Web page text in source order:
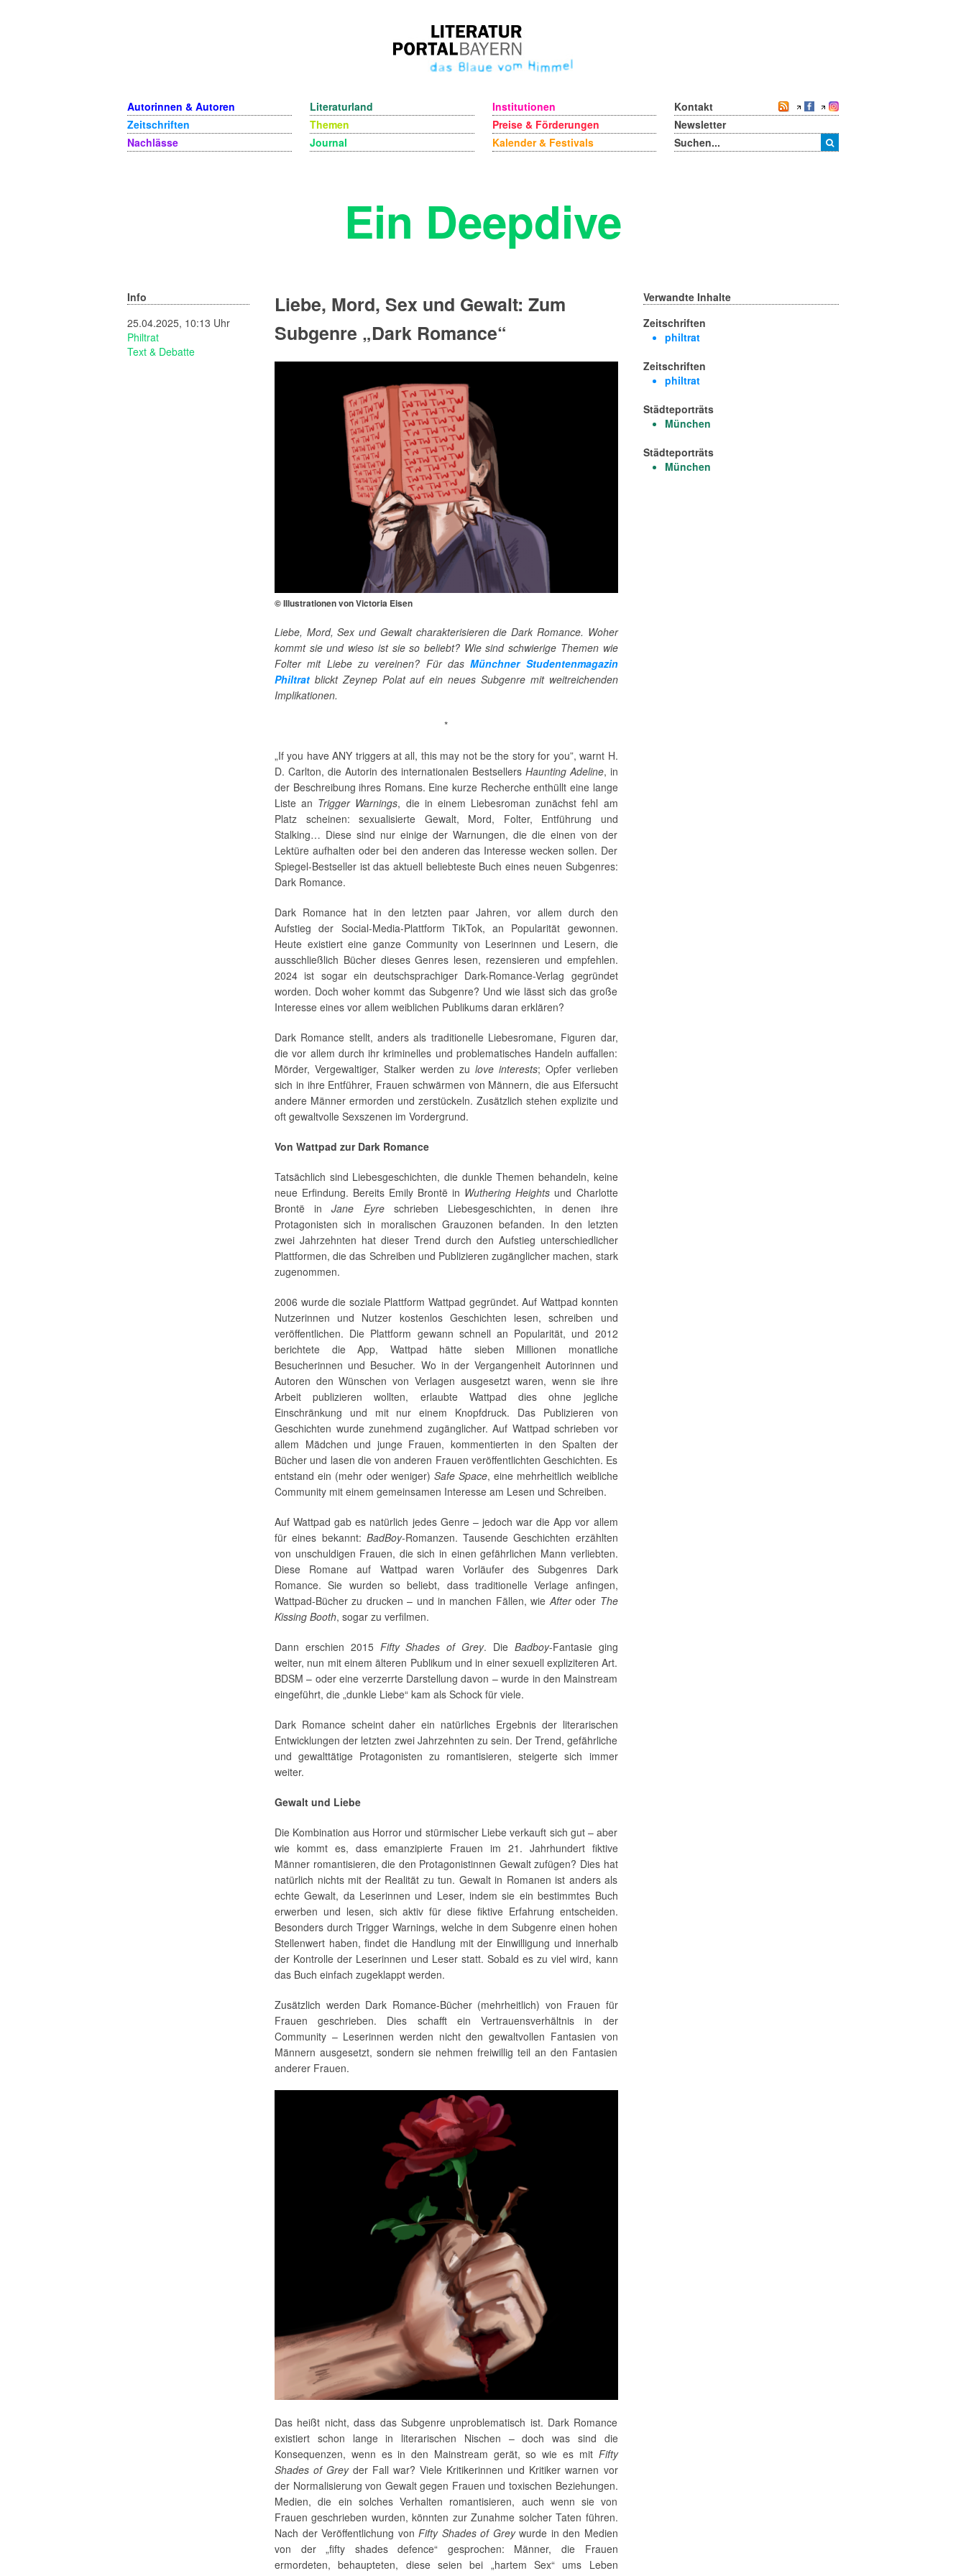
Autorinnen & Autoren
Zeitschriften
Nachlässe
Literaturland
Themen
Journal
Institutionen
Preise & Förderungen
Kalender & Festivals
Kontakt
Newsletter
Ein Deepdive
Info
25.04.2025, 10:13 Uhr
Philtrat
Text & Debatte
Liebe, Mord, Sex und Gewalt: Zum
Subgenre „Dark Romance“
© Illustrationen von Victoria Eisen
Liebe, Mord, Sex und Gewalt charakterisieren die Dark Romance. Woher
kommt sie und wieso ist sie so beliebt? Wie sind schwierige Themen wie
Folter mit Liebe zu vereinen? Für dasMünchner Studentenmagazin
Philtrat blickt Zeynep Polat auf ein neues Subgenre mit weitreichenden
Implikationen.
*
„If you have ANY triggers at all, this may not be the story for you”, warnt H.
D. Carlton, die Autorin des internationalen Bestsellers Haunting Adeline, in
der Beschreibung ihres Romans. Eine kurze Recherche enthüllt eine lange
Liste an Trigger Warnings, die in einem Liebesroman zunächst fehl am
Platz scheinen: sexualisierte Gewalt, Mord, Folter, Entführung und
Stalking… Diese sind nur einige der Warnungen, die die einen von der
Lektüre aufhalten oder bei den anderen das Interesse wecken sollen. Der
Spiegel-Bestseller ist das aktuell beliebteste Buch eines neuen Subgenres:
Dark Romance.
Dark Romance hat in den letzten paar Jahren, vor allem durch den
Aufstieg der Social-Media-Plattform TikTok, an Popularität gewonnen.
Heute existiert eine ganze Community von Leserinnen und Lesern, die
ausschließlich Bücher dieses Genres lesen, rezensieren und empfehlen.
2024 ist sogar ein deutschsprachiger Dark-Romance-Verlag gegründet
worden. Doch woher kommt das Subgenre? Und wie lässt sich das große
Interesse eines vor allem weiblichen Publikums daran erklären?
Dark Romance stellt, anders als traditionelle Liebesromane, Figuren dar,
die vor allem durch ihr kriminelles und problematisches Handeln auffallen:
Mörder, Vergewaltiger, Stalker werden zu love interests; Opfer verlieben
sich in ihre Entführer, Frauen schwärmen von Männern, die aus Eifersucht
andere Männer ermorden und zerstückeln. Zusätzlich stehen explizite und
oft gewaltvolle Sexszenen im Vordergrund.
Von Wattpad zur Dark Romance
Tatsächlich sind Liebesgeschichten, die dunkle Themen behandeln, keine
neue Erfindung. Bereits Emily Brontë in Wuthering Heights und Charlotte
Brontë inJane Eyre schrieben Liebesgeschichten, in denen ihre
Protagonisten sich in moralischen Grauzonen befanden. In den letzten
zwei Jahrzehnten hat dieser Trend durch den Aufstieg unterschiedlicher
Plattformen, die das Schreiben und Publizieren zugänglicher machen, stark
zugenommen.
2006 wurde die soziale Plattform Wattpad gegründet. Auf Wattpad konnten
Nutzerinnen und Nutzer kostenlos Geschichten lesen, schreiben und
veröffentlichen. Die Plattform gewann schnell an Popularität, und 2012
berichtete die App, Wattpad hätte sieben Millionen monatliche
Besucherinnen und Besucher. Wo in der Vergangenheit Autorinnen und
Autoren den Wünschen von Verlagen ausgesetzt waren, wenn sie ihre
Arbeit publizieren wollten, erlaubte Wattpad dies ohne jegliche
Einschränkung und mit nur einem Knopfdruck. Das Publizieren von
Geschichten wurde zunehmend zugänglicher. Auf Wattpad schrieben vor
allem Mädchen und junge Frauen, kommentierten in den Spalten der
Bücher und lasen die von anderen Frauen veröffentlichten Geschichten. Es
entstand ein (mehr oder weniger) Safe Space, eine mehrheitlich weibliche
Community mit einem gemeinsamen Interesse am Lesen und Schreiben.
Auf Wattpad gab es natürlich jedes Genre – jedoch war die App vor allem
für eines bekannt: BadBoy-Romanzen. Tausende Geschichten erzählten
von unschuldigen Frauen, die sich in einen gefährlichen Mann verliebten.
Diese Romane auf Wattpad waren Vorläufer des Subgenres Dark
Romance. Sie wurden so beliebt, dass traditionelle Verlage anfingen,
Wattpad-Bücher zu drucken – und in manchen Fällen, wieAfteroder The
Kissing Booth, sogar zu verfilmen.
Dann erschien 2015 Fifty Shades of Grey. Die Badboy-Fantasie ging
weiter, nun mit einem älteren Publikum und in einer sexuell expliziteren Art.
BDSM – oder eine verzerrte Darstellung davon – wurde in den Mainstream
eingeführt, die „dunkle Liebe“ kam als Schock für viele.
Dark Romance scheint daher ein natürliches Ergebnis der literarischen
Entwicklungen der letzten zwei Jahrzehnten zu sein. Der Trend, gefährliche
und gewalttätige Protagonisten zu romantisieren, steigerte sich immer
weiter.
Gewalt und Liebe
Die Kombination aus Horror und stürmischer Liebe verkauft sich gut – aber
wie kommt es, dass emanzipierte Frauen im 21. Jahrhundert fiktive
Männer romantisieren, die den Protagonistinnen Gewalt zufügen? Dies hat
natürlich nichts mit der Realität zu tun. Gewalt in Romanen ist anders als
echte Gewalt, da Leserinnen und Leser, indem sie ein bestimmtes Buch
erwerben und lesen, sich aktiv für diese fiktive Erfahrung entscheiden.
Besonders durch Trigger Warnings, welche in dem Subgenre einen hohen
Stellenwert haben, findet die Handlung mit der Einwilligung und innerhalb
der Kontrolle der Leserinnen und Leser statt. Sobald es zu viel wird, kann
das Buch einfach zugeklappt werden.
Zusätzlich werden Dark Romance-Bücher (mehrheitlich) von Frauen für
Frauen geschrieben. Dies schafft ein Vertrauensverhältnis in der
Community – Leserinnen werden nicht den gewaltvollen Fantasien von
Männern ausgesetzt, sondern sie nehmen freiwillig teil an den Fantasien
anderer Frauen.
Das heißt nicht, dass das Subgenre unproblematisch ist. Dark Romance
existiert schon lange in literarischen Nischen – doch was sind die
Konsequenzen, wenn es in den Mainstream gerät, so wie es mit Fifty
Shades of Greyder Fall war? Viele Kritikerinnen und Kritiker warnen vor
der Normalisierung von Gewalt gegen Frauen und toxischen Beziehungen.
Medien, die ein solches Verhalten romantisieren, auch wenn sie von
Frauen geschrieben wurden, könnten zur Zunahme solcher Taten führen.
Nach der Veröffentlichung von Fifty Shades of Grey wurde in den Medien
von der „fifty shades defence“ gesprochen: Männer, die Frauen
ermordeten, behaupteten, diese seien bei „hartem Sex“ ums Leben
Verwandte Inhalte
Zeitschriften
philtrat
Zeitschriften
philtrat
Städteporträts
München
Städteporträts
München